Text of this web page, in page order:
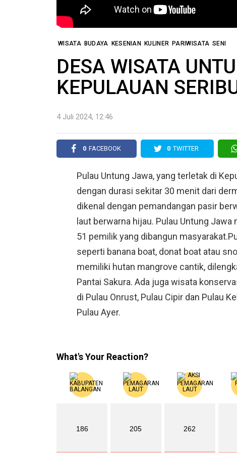
WISATA BUDAYA KESENIAN KULINER PARIWISATA SENI
DESA WISATA
KEPULAUAN
4 Juli 2024, 12:46
0 FACEBOOK 0 TWITTER
Pulau Untung Jawa, yang terletak di
dengan durasi sekitar 30 menit dari
dikenal dengan pemandangan pasir
laut berwarna hijau. Pulau Untung
51 pemilik yang dibangun
seperti banana boat, donat boat atau
memiliki hutan mangrove cantik,
Pantai Sakura. Ada juga wisata
di Pulau Onrust, Pulau Cipir dan Pulau
Pulau Ayer.
What's Your Reaction?
186 205 262